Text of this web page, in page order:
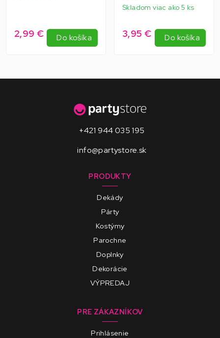
2,99 € Do košíka
Skladom viac ako 5 ks
3,95 € Do košíka
+421 944 035 195
info@partystore.sk
PRODUKTY
Dekády
Párty
Kostýmy
Parochne
Doplnky
Dekorácie
VÝPREDAJ
PRE ZÁKAZNÍKOV
Prihlásenie